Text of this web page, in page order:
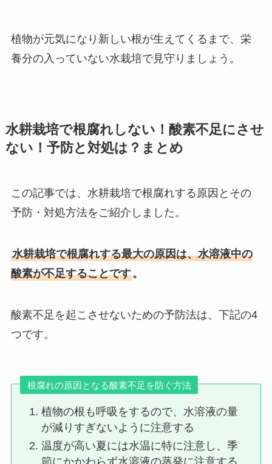
植物が元気になり新しい根が生えてくるまで、栄
養分の入っていない水栽培で見守りましょう。
水耕栽培で根腐れしない！酸素不足にさせ
ない！予防と対処は？まとめ
この記事では、水耕栽培で根腐れする原因とその
予防・対処方法をご紹介しました。
水耕栽培で根腐れする最大の原因は、水溶液中の
酸素が不足することです。
酸素不足を起こさせないための予防法は、下記の4
つです。
根腐れの原因となる酸素不足を防ぐ方法
植物の根も呼吸をするので、水溶液の量
が減りすぎないように注意する
温度が高い夏には水温に特に注意し、季